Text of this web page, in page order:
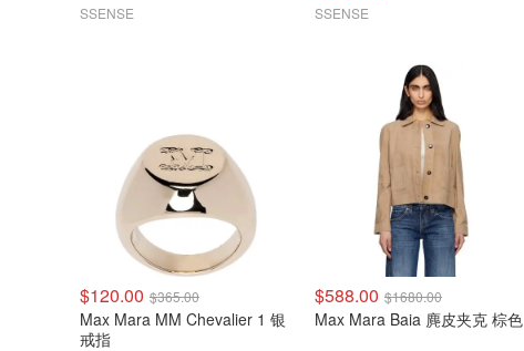
SSENSE SSENSE
$120.00 $365.00
Max Mara MM Chevalier 1 银
戒指
$588.00 $1680.00
Max Mara Baia 麂皮夹克 棕色